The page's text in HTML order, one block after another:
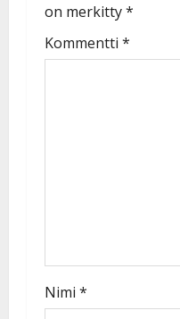
on merkitty*
Kommentti *
Nimi *